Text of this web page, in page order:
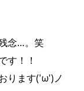
念…。笑
す！！
ります('ω')ノ